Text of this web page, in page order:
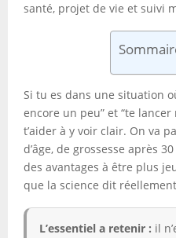
santé, projet de vie et suivi
Si tu es dans une situation
encore un peu” et “te
t’aider à y voir clair. On va
d’âge, de grossesse après
des avantages à être plus
que la science dit
L’essentiel a retenir : il